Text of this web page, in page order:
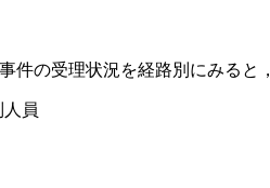
の受理状況を経路別にみると，
員